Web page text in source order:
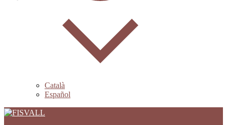
Català
Español